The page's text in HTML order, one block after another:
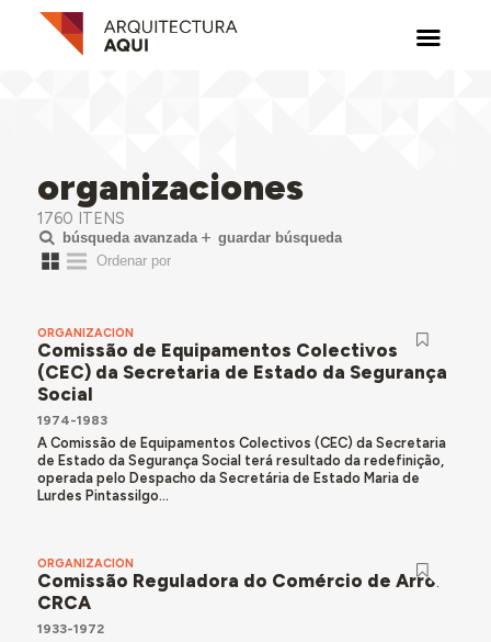
organizaciones
1760 ITENS
búsqueda avanzada guardar búsqueda
ORGANIZACIÓN
Comissão de Equipamentos Colectivos
(CEC) da Secretaria de Estado da Segurança
Social
1974-1983
A Comissão de Equipamentos Colectivos (CEC) da Secretaria
de Estado da Segurança Social terá resultado da redefinição,
operada pelo Despacho da Secretária de Estado Maria de
Lurdes Pintassilgo...
ORGANIZACIÓN
Comissão Reguladora do Comércio de Arroz,
CRCA
1933-1972